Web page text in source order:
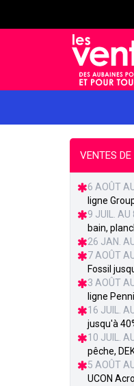
VENTES
6 AOÛT
ligne
9 JUIL. AU
bain,
26 JAN.
7 AOÛT
Fossil
3 AOÛT
ligne
16 JUIL.
jusqu'à
10 JUIL.
pêche,
5 AOÛT
UCON